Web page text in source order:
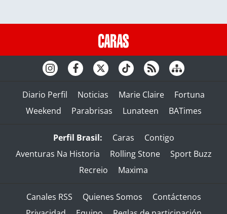
Diario Perfil Noticias Marie Claire
Fortuna
Weekend
Parabrisas Lunateen BATimes
Perfil Brasil: Caras
Contigo
Aventuras Na Historia
Rolling Stone
Sport Buzz
Recreio
Maxima
Canales RSS Quienes Somos
Contáctenos